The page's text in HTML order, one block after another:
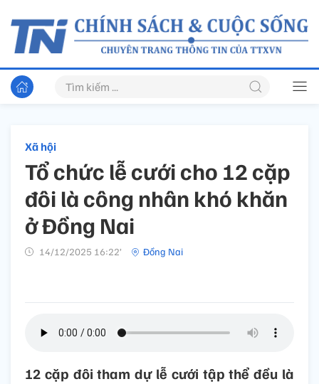
Xã hội
Tổ chức lễ cưới cho 12 cặp
đôi là công nhân khó khăn
ở Đồng Nai
14/12/2025 16:22’ Đồng Nai
12 cặp đôi tham dự lễ cưới tập thể đều là